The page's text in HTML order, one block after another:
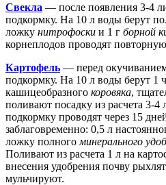
Свекла — после появления 3-4
подкормку. На 10 л воды берут
ложку нитрофоски и 1 г борной
корнеплодов проводят
Картофель — перед
подкормку. На 10 л воды берут 1
кашицеобразного коровяка,
поливают посадку из расчета 3-
подкормку проводят через 15
заблаговременно: 0,5 л
ложку полного минерального
Поливают из расчета 1 л на
внесения удобрения почву
мульчируют.